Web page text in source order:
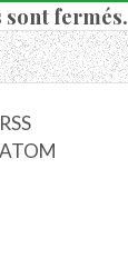
sont fermés.